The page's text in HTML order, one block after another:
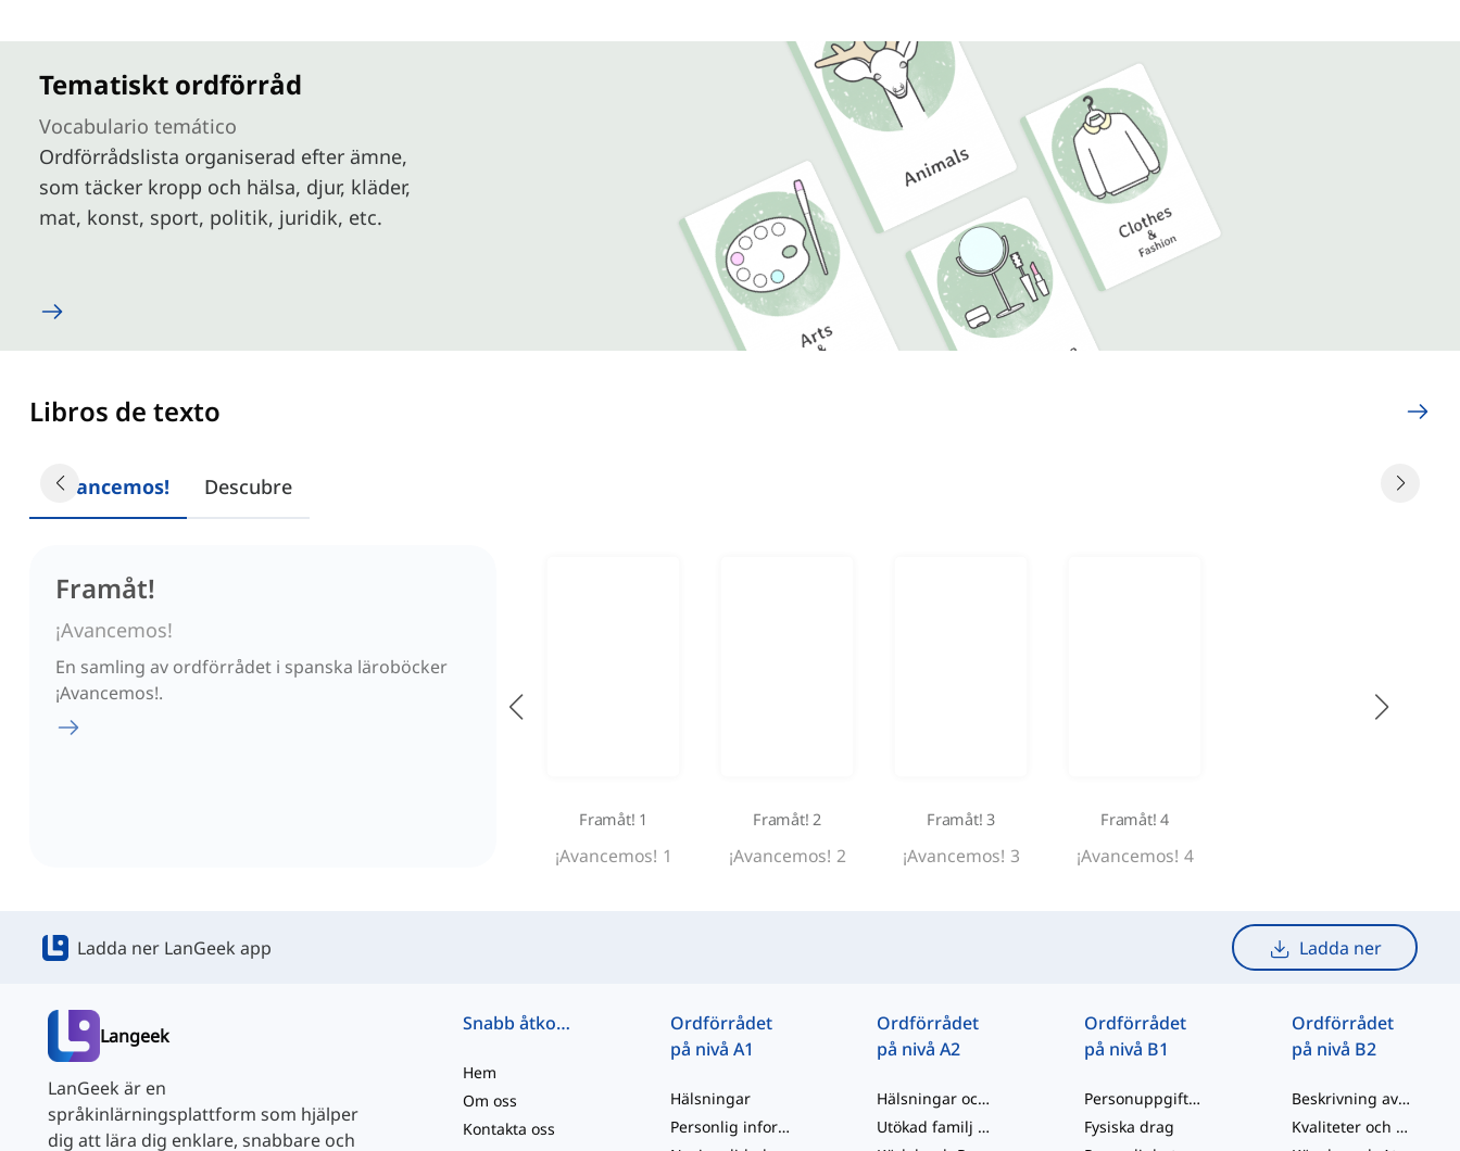
Tematiskt ordförråd
Vocabulario temático
Ordförrådslista organiserad efter ämne,
som täcker kropp och hälsa, djur, kläder,
mat, konst, sport, politik, juridik, etc.
Libros de texto
¡Avancemos! Descubre
Framåt!
¡Avancemos!
En samling av ordförrådet i spanska läroböcker
¡Avancemos!.
Framåt! 1
¡Avancemos! 1
Framåt! 2
¡Avancemos! 2
Framåt! 3
¡Avancemos! 3
Framåt! 4
¡Avancemos! 4
Ladda ner LanGeek app Ladda ner
Langeek
LanGeek är en
språkinlärningsplattform som hjälper
dig att lära dig enklare, snabbare och
Snabb åtkomst
Hem
Om oss
Kontakta oss
Ordförrådet
på nivå A1
Hälsningar
Personlig information och allmän beskrivning
Ordförrådet
på nivå A2
Hälsningar och social interaktion
Utökad familj och bekanta
Ordförrådet
på nivå B1
Personuppgifter och Livsfaser
Fysiska drag
Ordförrådet
på nivå B2
Beskrivning av personer
Kvaliteter och Färdigheter